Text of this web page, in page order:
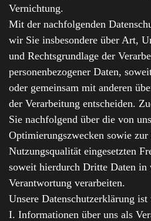
Vernichtung.
Mit der nachfolgenden
wir Sie insbesondere über Art,
und Rechtsgrundlage der
personenbezogener Daten,
oder gemeinsam mit anderen
der Verarbeitung entscheiden.
Sie nachfolgend über die von
Optimierungszwecken sowie zur
Nutzungsqualität eingesetzten
soweit hierdurch Dritte Daten in
Verantwortung verarbeiten.
Unsere Datenschutzerklärung
I. Informationen über uns als